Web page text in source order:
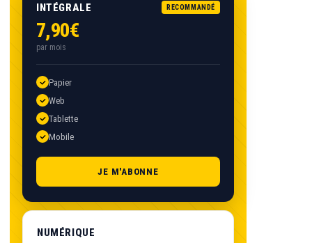
INTÉGRALE RECOMMANDÉ
7,90€
par mois
Papier
Web
Tablette
Mobile
JE M'ABONNE
NUMÉRIQUE